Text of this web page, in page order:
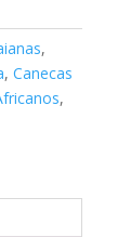
,
, Canecas
,